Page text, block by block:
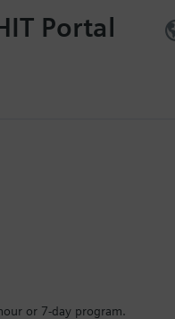
Portal
or 7-day program.